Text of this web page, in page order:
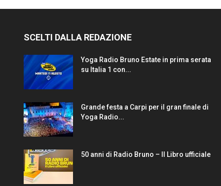
SCELTI DALLA REDAZIONE
Yoga Radio Bruno Estate in prima serata
su Italia 1 con...
Grande festa a Carpi per il gran finale di
Yoga Radio...
50 anni di Radio Bruno – Il Libro ufficiale